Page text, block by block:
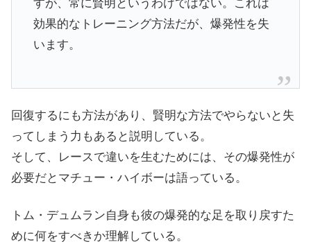
すが、常に賢明というわけではない。これは
効果的なトレーニング方法だが、爆発性を失
います。
回復するにも方法があり、賢明な方法でやらないと失
ってしまう力もあると説明している。
そして、レースで違いを生むためには、その爆発性が
必要だとマチュー・ハイボーは語っている。
トム・デュムラン自身も彼の爆発的な足を取り戻すた
めに何をすべきか理解している。